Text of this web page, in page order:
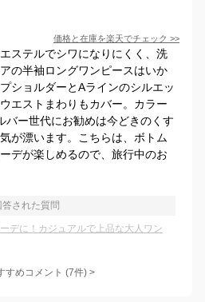
価格と在庫を楽天でチェック >>
ステルでシワになりにくく、洗
の半袖ロングワンピースはいか
ショルダーとAラインのシルエッ
エストまわりもカバー。カラー
バー世代にお勧めは今どきのくす
が漂います。こちらは、ボトム
デが楽しめるので、旅行中のお
答された質問
デに！カジュアルで上品な大人ワン
すめコメント (7件) >